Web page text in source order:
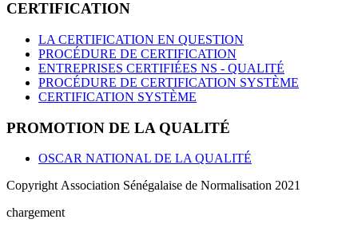
CERTIFICATION
LA CERTIFICATION EN QUESTION
PROCÉDURE DE CERTIFICATION
ENTREPRISES CERTIFIÉES NS - QUALITÉ
PROCÉDURE DE CERTIFICATION SYSTÈME
CERTIFICATION SYSTÈME
PROMOTION DE LA QUALITÉ
OSCAR NATIONAL DE LA QUALITÉ
Copyright Association Sénégalaise de Normalisation 2021
chargement